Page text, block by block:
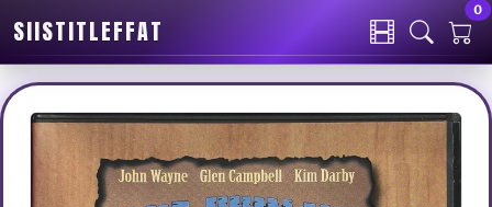
SIISTITLEFFAT
0